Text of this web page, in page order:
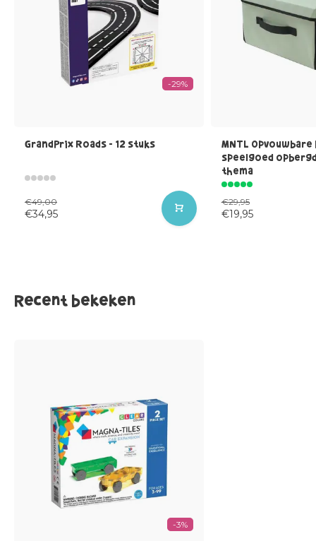
-29%
GrandPrix Roads - 12 stuks
€49,00
€34,95
MNTL
speelgoed
thema
€29,95
€19,95
Recent bekeken
-3%